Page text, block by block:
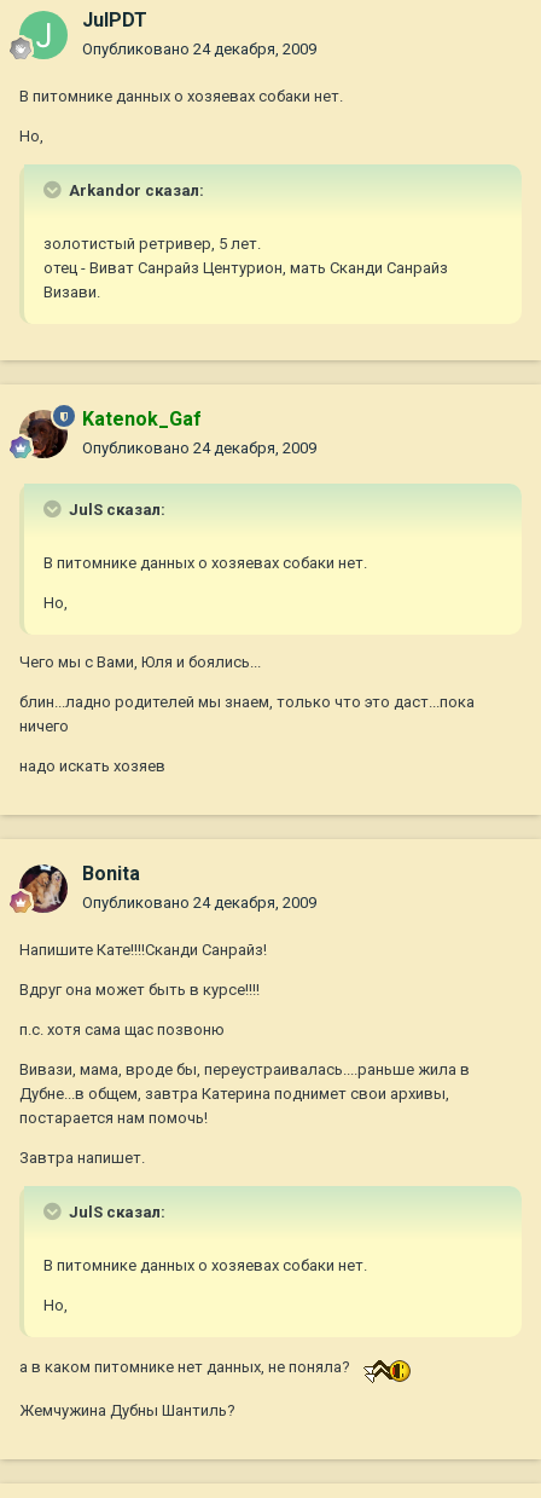
JulPDT
Опубликовано 24 декабря, 2009
В питомнике данных о хозяевах собаки нет.
Но,
Arkandor сказал:
золотистый ретривер, 5 лет.
отец - Виват Санрайз Центурион, мать Сканди Санрайз
Визави.
Katenok_Gaf
Опубликовано 24 декабря, 2009
JulS сказал:
В питомнике данных о хозяевах собаки нет.
Но,
Чего мы с Вами, Юля и боялись...
блин...ладно родителей мы знаем, только что это даст...пока
ничего
надо искать хозяев
Bonita
Опубликовано 24 декабря, 2009
Напишите Кате!!!!Сканди Санрайз!
Вдруг она может быть в курсе!!!!
п.с. хотя сама щас позвоню
Вивази, мама, вроде бы, переустраивалась....раньше жила в
Дубне...в общем, завтра Катерина поднимет свои архивы,
постарается нам помочь!
Завтра напишет.
JulS сказал:
В питомнике данных о хозяевах собаки нет.
Но,
а в каком питомнике нет данных, не поняла?
Жемчужина Дубны Шантиль?